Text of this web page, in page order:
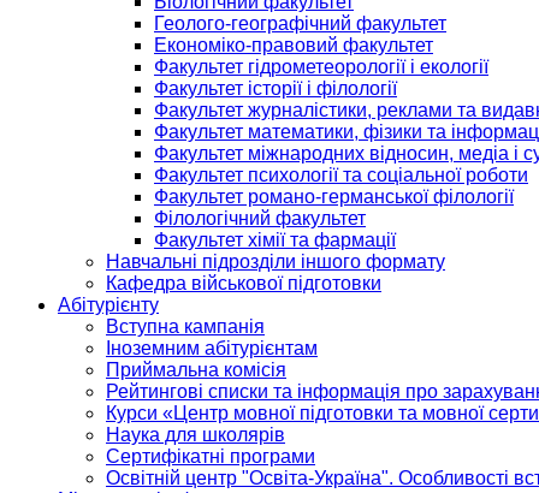
Геолого-географічний факультет
Економіко-правовий факультет
Факультет гідрометеорології і екології
Факультет історії і філології
Факультет журналістики, реклами та
Факультет математики, фізики та
Факультет міжнародних відносин, медіа і
Факультет психології та соціальної роботи
Факультет романо-германської філології
Філологічний факультет
Факультет хімії та фармації
Навчальні підрозділи іншого формату
Кафедра військової підготовки
Абітурієнту
Вступна кампанія
Іноземним абітурієнтам
Приймальна комісія
Рейтингові списки та інформація про
Курси «Центр мовної підготовки та мовної
Наука для школярів
Сертифікатні програми
Освітній центр "Освіта-Україна". Особливості